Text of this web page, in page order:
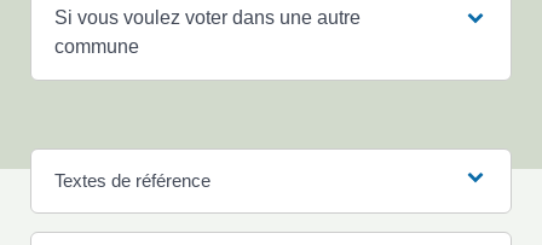
Si vous voulez voter dans une autre
commune
Textes de référence